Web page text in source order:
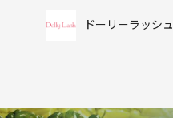
ドーリーラッシュ